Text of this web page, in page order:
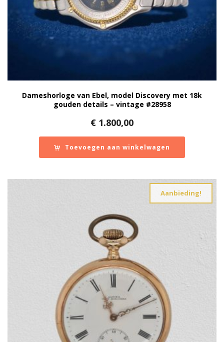
Dameshorloge van Ebel, model Discovery met 18k
gouden details – vintage #28958
€ 1.800,00
Toevoegen aan winkelwagen
Aanbieding!